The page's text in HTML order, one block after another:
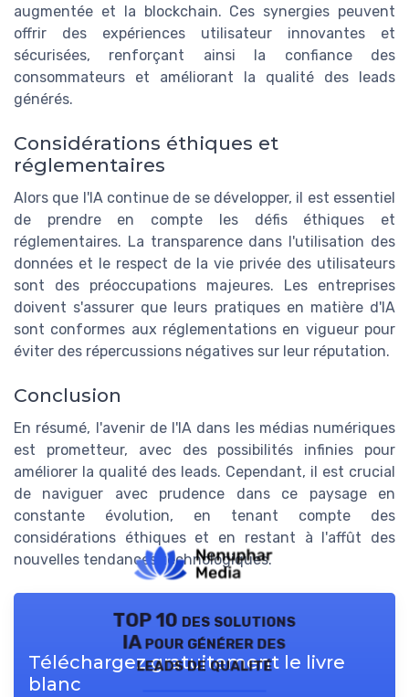
augmentée et la blockchain. Ces synergies peuvent
offrir des expériences utilisateur innovantes et
sécurisées, renforçant ainsi la confiance des
consommateurs et améliorant la qualité des leads
générés.
Considérations éthiques et
réglementaires
Alors que l'IA continue de se développer, il est essentiel
de prendre en compte les défis éthiques et
réglementaires. La transparence dans l'utilisation des
données et le respect de la vie privée des utilisateurs
sont des préoccupations majeures. Les entreprises
doivent s'assurer que leurs pratiques en matière d'IA
sont conformes aux réglementations en vigueur pour
éviter des répercussions négatives sur leur réputation.
Conclusion
En résumé, l'avenir de l'IA dans les médias numériques
est prometteur, avec des possibilités infinies pour
améliorer la qualité des leads. Cependant, il est crucial
de naviguer avec prudence dans ce paysage en
constante évolution, en tenant compte des
considérations éthiques et en restant à l'affût des
nouvelles tendances technologiques.
TOP 10 des solutions
IA pour générer des
leads de qualité
Téléchargez gratuitement le livre
blanc